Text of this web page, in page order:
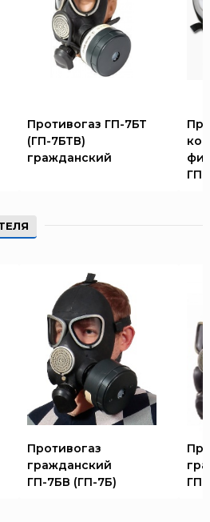
Противогаз ГП-7БТ
(ГП-7БТВ)
гражданский
ГП-
Противогаз
гражданский
ГП-7БВ (ГП-7Б)
ГП-